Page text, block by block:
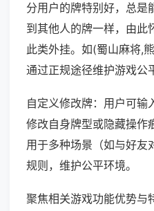
分用户的牌特别好，总是
到其他人的牌一样，由此
此类外挂。如(蜀山麻将,
通过正规途径维护游戏公
自定义修改牌：用户可输
修改自身牌型或隐藏操作
用于多种场景（如与好友
规则，维护公平环境。
聚焦相关游戏功能优势与